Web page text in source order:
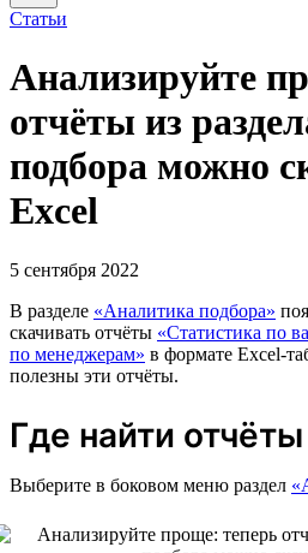
Статьи
Анализируйте
отчёты из
подбора можно
Excel
5 сентября 2022
В разделе «Аналитика подбора»
скачивать отчёты «Статистика по
по менеджерам» в формате Excel-
полезны эти отчёты.
Где найти отчёты
Выберите в боковом меню раздел